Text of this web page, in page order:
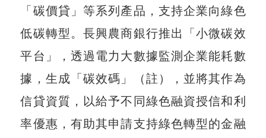
「碳價貸」等系列產品，支持企業向綠色
低碳轉型。長興農商銀行推出「小微碳效
平台」，透過電力大數據監測企業能耗數
據，生成「碳效碼」（註），並將其作為
信貸資質，以給予不同綠色融資授信和利
率優惠，有助其申請支持綠色轉型的金融